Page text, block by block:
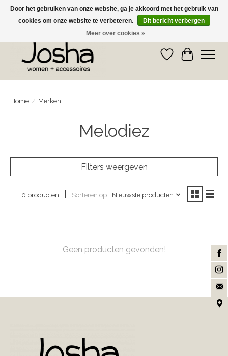
GRATIS OPHALEN IN DE WINKEL EN GRATIS VERZENDING VANAF € 75,00
Verlanglijst
Home / Merken
Melodiez
Filters weergeven
0 producten Sorteren op Nieuwste producten
Geen producten gevonden!
Door het gebruiken van onze website, ga je akkoord met het gebruik van
cookies om onze website te verbeteren.
Dit bericht verbergen
Meer over cookies »